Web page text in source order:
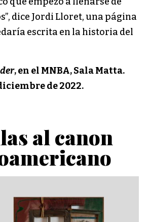
dice Jordi Lloret, una página
escrita en la historia del
, en el MNBA, Sala Matta.
de 2022.
al canon